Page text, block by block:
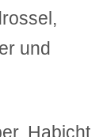
und
Habicht,